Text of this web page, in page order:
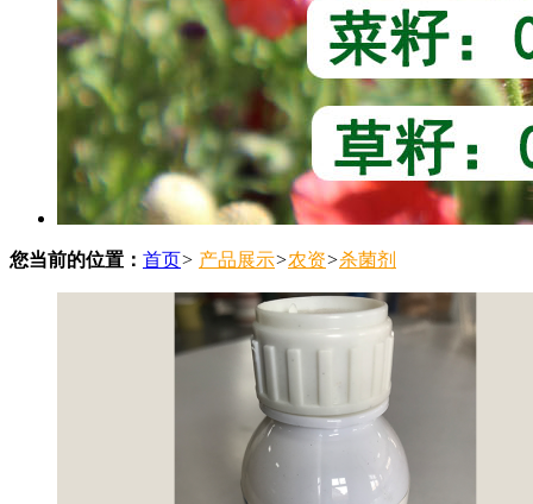
您当前的位置： 首页> 产品展示>农资>杀菌剂